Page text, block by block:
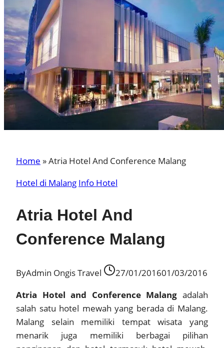
Home »Atria Hotel And Conference Malang
Hotel di Malang Info Hotel
Atria Hotel And
Conference Malang
ByAdmin Ongis Travel 27/01/201601/03/2016
Atria Hotel and Conference Malang adalah
salah satu hotel mewah yang berada di Malang.
Malang selain memiliki tempat wisata yang
menarik juga memiliki berbagai pilihan